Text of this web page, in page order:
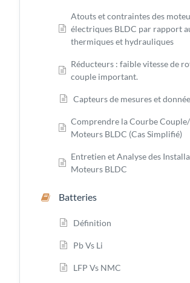
Atouts et contraintes des
électriques BLDC par rapport
thermiques et hydrauliques
Réducteurs : faible vitesse de
couple important.
Capteurs de mesures et
Comprendre la Courbe
Moteurs BLDC (Cas Simplifié)
Entretien et Analyse des
Moteurs BLDC
Batteries
Définition
Pb Vs Li
LFP Vs NMC